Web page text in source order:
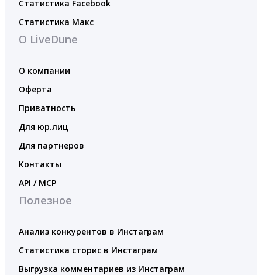
Статистика Facebook
Статистика Макс
О LiveDune
О компании
Оферта
Приватность
Для юр.лиц
Для партнеров
Контакты
API / MCP
Полезное
Анализ конкурентов в Инстаграм
Статистика сторис в Инстаграм
Выгрузка комментариев из Инстаграм